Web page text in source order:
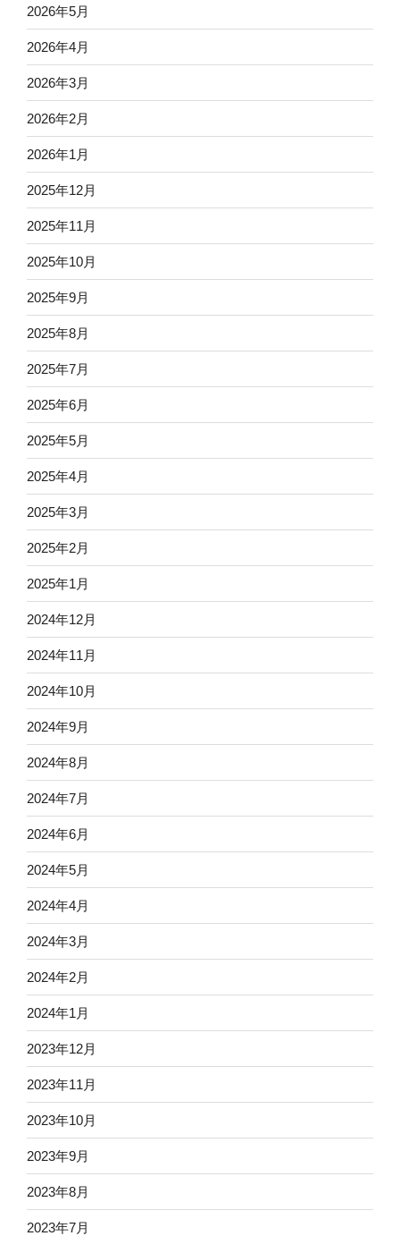
2026年5月
2026年4月
2026年3月
2026年2月
2026年1月
2025年12月
2025年11月
2025年10月
2025年9月
2025年8月
2025年7月
2025年6月
2025年5月
2025年4月
2025年3月
2025年2月
2025年1月
2024年12月
2024年11月
2024年10月
2024年9月
2024年8月
2024年7月
2024年6月
2024年5月
2024年4月
2024年3月
2024年2月
2024年1月
2023年12月
2023年11月
2023年10月
2023年9月
2023年8月
2023年7月